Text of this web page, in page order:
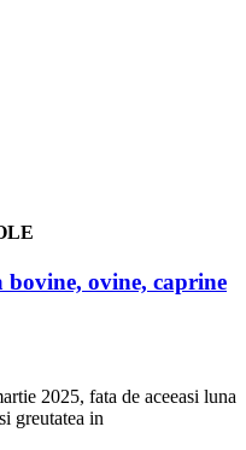
ovine, caprine
2025, fata de aceeasi luna
greutatea in